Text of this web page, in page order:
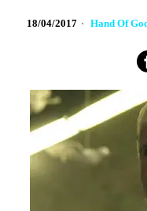
18/04/2017 Hand Of